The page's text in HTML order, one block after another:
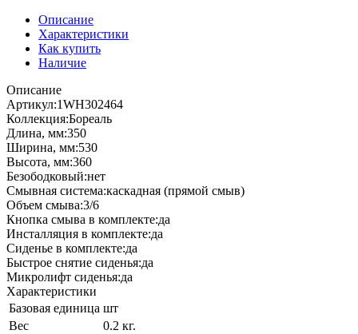
Описание
Характеристики
Как купить
Наличие
Описание
Артикул:1WH302464
Коллекция:Бореаль
Длина, мм:350
Ширина, мм:530
Высота, мм:360
Безободковый:нет
Смывная система:каскадная (прямой смыв)
Объем смыва:3/6
Кнопка смыва в комплекте:да
Инсталляция в комплекте:да
Сиденье в комплекте:да
Быстрое снятие сиденья:да
Микролифт сиденья:да
Характеристики
Базовая единица шт
Вес
0.2 кг.